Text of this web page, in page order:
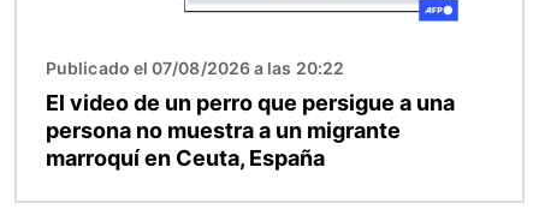
Publicado el 07/08/2026 a las 20:22
El video de un perro que persigue a una
persona no muestra a un migrante
marroquí en Ceuta, España